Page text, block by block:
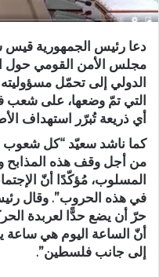
دعا رئيس الجمهورية قيس
مجلس الأمن القومي حول
الدولي إلى تحمّل مسؤوليته
التي تمّ وضعها، على شعب
أي ذريعة تُبرّر استهداف
كما ناشد سعيّد “كل شعوب
من أجل وقف هذه المذابح
المسلوب، مُؤكّدًا أنّ
في هذه الحروب”. وقال
حرّ أن يضع حدًّا لعربدة
أنّ الساعة اليوم هي ساعة
إلى جانب فلسطين”.